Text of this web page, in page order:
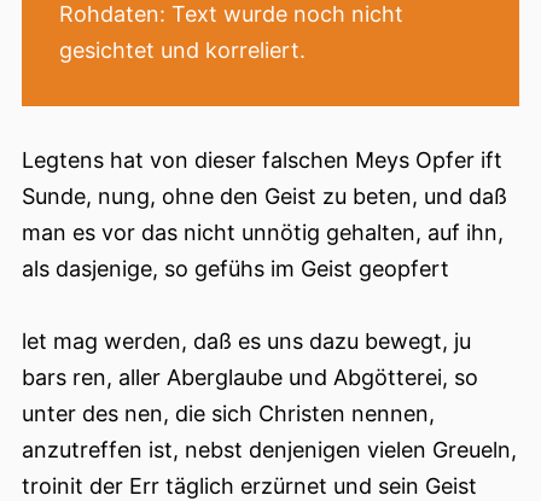
Rohdaten: Text wurde noch nicht
gesichtet und korreliert.
Legtens hat von dieser falschen Meys Opfer ift
Sunde, nung, ohne den Geist zu beten, und daß
man es vor das nicht unnötig gehalten, auf ihn,
als dasjenige, so gefühs im Geist geopfert
let mag werden, daß es uns dazu bewegt, ju
bars ren, aller Aberglaube und Abgötterei, so
unter des nen, die sich Christen nennen,
anzutreffen ist, nebst denjenigen vielen Greueln,
troinit der Err täglich erzürnet und sein Geist